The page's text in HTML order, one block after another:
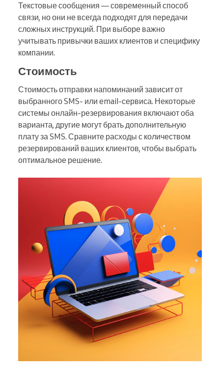
Текстовые сообщения — современный способ
связи, но они не всегда подходят для передачи
сложных инструкций. При выборе важно
учитывать привычки ваших клиентов и специфику
компании.
Стоимость
Стоимость отправки напоминаний зависит от
выбранного SMS- или email-сервиса. Некоторые
системы онлайн-резервирования включают оба
варианта, другие могут брать дополнительную
плату за SMS. Сравните расходы с количеством
резервирований ваших клиентов, чтобы выбрать
оптимальное решение.